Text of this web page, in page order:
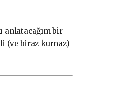
anlatacağım bir
(ve biraz kurnaz)